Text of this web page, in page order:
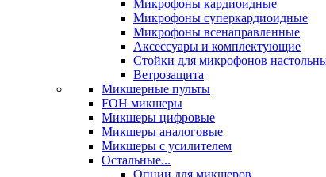
Микрофоны кардиоидные
Микрофоны суперкардиоидные
Микрофоны всенаправленные
Аксессуары и комплектующие
Стойки для микрофонов
Ветрозащита
Микшерные пульты
FOH микшеры
Микшеры цифровые
Микшеры аналоговые
Микшеры с усилителем
Остальные...
Опции для микшеров